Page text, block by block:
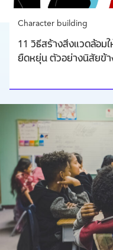
Character building
11 วิธีสร้างสิ่งแวดล้อมใ
ยืดหยุ่น ตัวอย่างนิสัยข้า